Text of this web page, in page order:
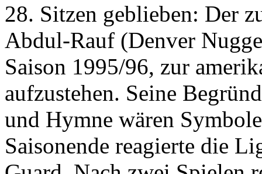
28. Sitzen geblieben: Der
Abdul-Rauf (Denver
Saison 1995/96, zur
aufzustehen. Seine
und Hymne wären
Saisonende reagierte die